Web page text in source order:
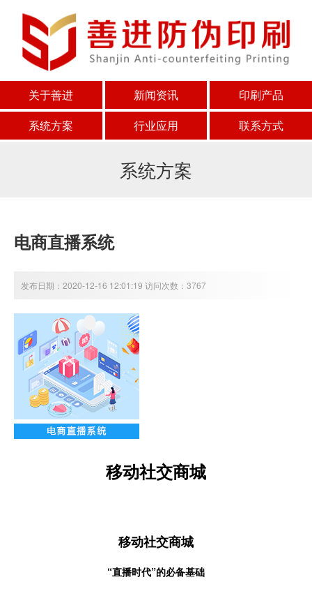
关于善进 新闻资讯
印刷产品
系统方案
行业应用 联系方式
系统方案
电商直播系统
发布日期：2020-12-16 12:01:19 访问次数：3767
移动社交商城
移动社交商城
“直播时代”的必备基础